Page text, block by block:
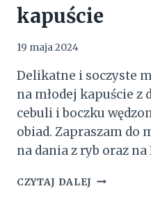
kapuście
19 maja 2024
Delikatne i soczyste
na młodej kapuście
cebuli i boczku
obiad. Zapraszam do
na dania z ryb oraz
CZYTAJ DALEJ MINTAJ